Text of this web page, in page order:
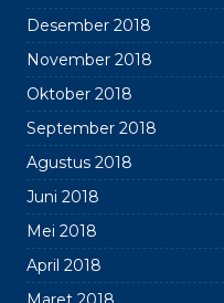
istighotsah yayasan di mts
nu miftahul ulum
dokumentasi ziarah wisata
goes to bandung 21-22
mei 2025
Desember 2018
November 2018
Oktober 2018
September 2018
Agustus 2018
Juni 2018
Mei 2018
April 2018